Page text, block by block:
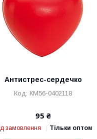
Антистрес-сердечко
КМ56-0402118
95 ₴
замовлення Тільки оптом